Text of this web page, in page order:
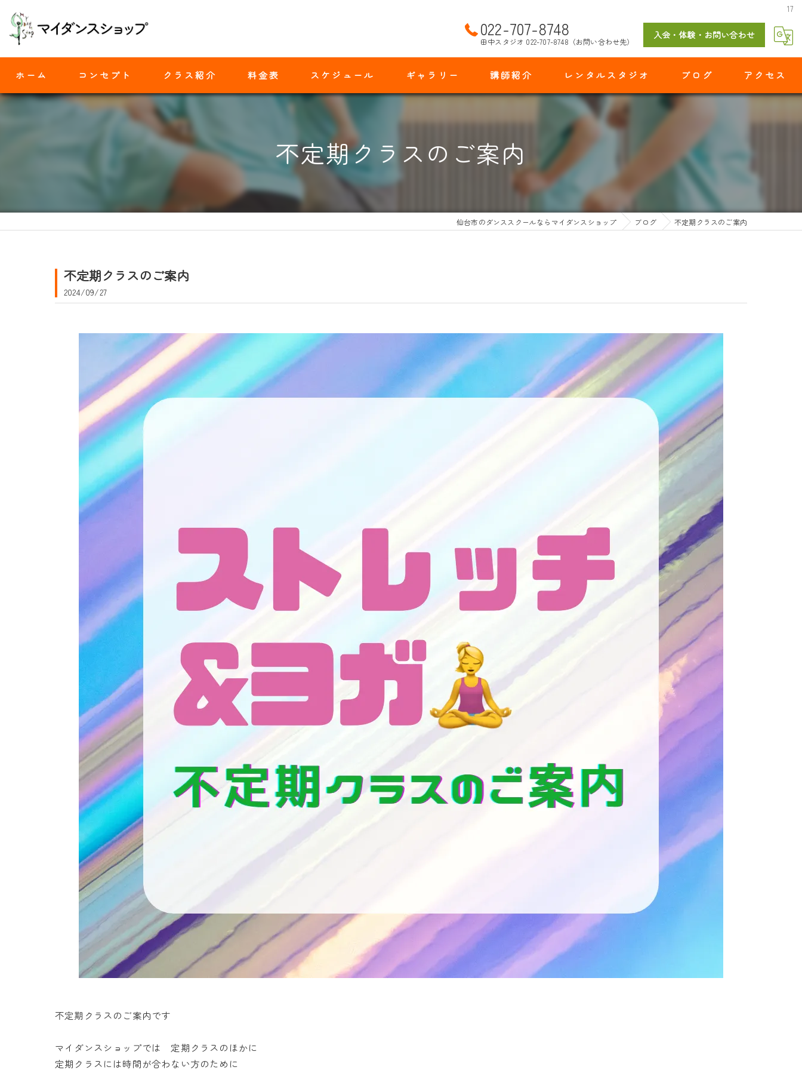
17
022-707-8748
田中スタジオ 022-707-8748（お問い合わせ先）
入会・体験・お問い合わせ
ホーム コンセプト クラス紹介
モダンバレエ
ヒップホップ
ジャズダンス
ストレッチ
料金表 スケジュール ギャラリー 講師紹介 レンタルスタジオ ブログ アクセス
マイダンスショップ 出花スタジオ
不定期クラスのご案内
仙台市のダンススクールならマイダンスショップ ブログ 不定期クラスのご案内
不定期クラスのご案内
2024/09/27
不定期クラスのご案内です
マイダンスショップでは 定期クラスのほかに
定期クラスには時間が合わない方のために